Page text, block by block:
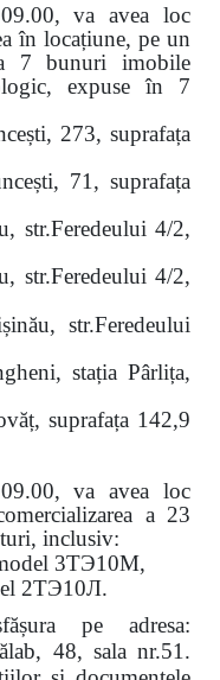
va avea loc
în locațiune, pe un
7 bunuri imobile
expuse în 7
273, suprafața
71, suprafața
str.Feredeului 4/2,
str.Feredeului 4/2,
str.Feredeului
stația Pârlița,
suprafața 142,9
va avea loc
a 23
inclusiv:
3ТЭ10М,
2ТЭ10Л.
pe adresa:
48, sala nr.51.